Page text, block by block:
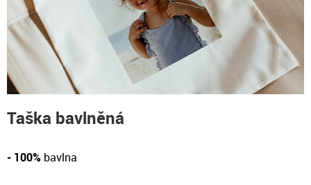
Taška bavlněná
- 100% bavlna